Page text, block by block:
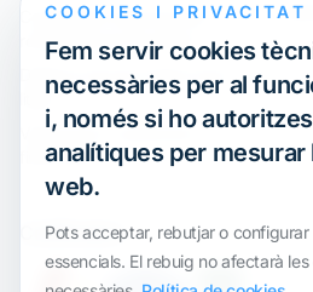
Compliment internacional i
reorganització de grups
Defensa davant inspeccions i
litigis
Valoracions i operacions
financeres
Certification
COOKIES I PRIVACITAT
Fem servir cookies
necessàries per al
i, només si ho
analítiques per mesurar
web.
Pots acceptar, rebutjar o configurar
essencials. El rebuig no afectarà